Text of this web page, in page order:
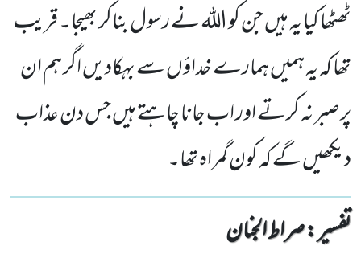
ٹھٹھا کیا یہ ہیں جن کو اللہ نے رسول بناکر بھیجا۔ قریب
تھا کہ یہ ہمیں ہمارے خداؤں سے بہکادیں اگر ہم ان
پر صبر نہ کرتے اور اب جانا چاہتے ہیں جس دن عذاب
دیکھیں گے کہ کون گمراہ تھا۔
تفسیر : ‎صراط الجنان